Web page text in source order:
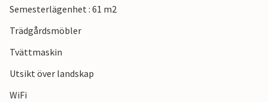
Semesterlägenhet : 61 m2
Trädgårdsmöbler
Tvättmaskin
Utsikt över landskap
WiFi